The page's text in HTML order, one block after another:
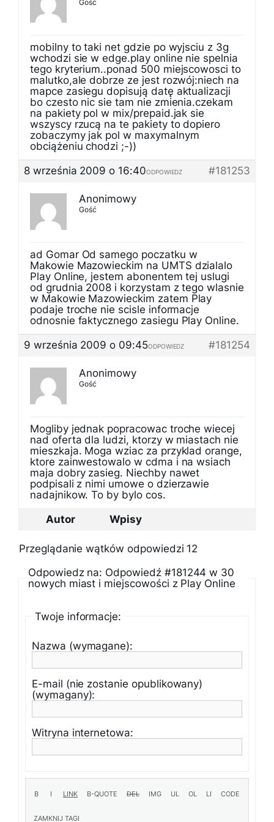
Gość
mobilny to taki net gdzie po wyjsciu z 3g
wchodzi sie w edge.play online nie spelnia
tego kryterium..ponad 500 miejscowosci to
malutko,ale dobrze ze jest rozwój:niech na
mapce zasiegu dopisują datę aktualizacji
bo czesto nic sie tam nie zmienia.czekam
na pakiety pol w mix/prepaid.jak sie
wszyscy rzucą na te pakiety to dopiero
zobaczymy jak pol w maxymalnym
obciążeniu chodzi ;-))
8 września 2009 o 16:40
#181253
ODPOWIEDZ
Anonimowy
Gość
ad Gomar Od samego poczatku w
Makowie Mazowieckim na UMTS dzialalo
Play Online, jestem abonentem tej uslugi
od grudnia 2008 i korzystam z tego wlasnie
w Makowie Mazowieckim zatem Play
podaje troche nie scisle informacje
odnosnie faktycznego zasiegu Play Online.
9 września 2009 o 09:45
#181254
ODPOWIEDZ
Anonimowy
Gość
Mogliby jednak popracowac troche wiecej
nad oferta dla ludzi, ktorzy w miastach nie
mieszkaja. Moga wziac za przyklad orange,
ktore zainwestowalo w cdma i na wsiach
maja dobry zasieg. Niechby nawet
podpisali z nimi umowe o dzierzawie
nadajnikow. To by bylo cos.
Autor
Wpisy
Przeglądanie wątków odpowiedzi 12
Odpowiedz na: Odpowiedź #181244 w 30
nowych miast i miejscowości z Play Online
Twoje informacje:
Nazwa (wymagane):
E-mail (nie zostanie opublikowany)
(wymagany):
Witryna internetowa: